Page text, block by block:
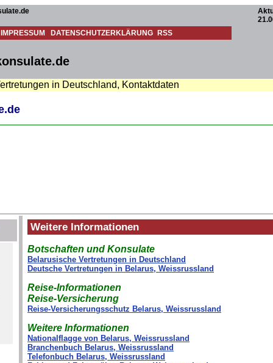
IMPRESSUM DATENSCHUTZERKLÄRUNG RSS
in Deutschland, Kontaktdaten
Weitere Informationen
Botschaften und Konsulate
Belarusische Vertretungen in Deutschland
Deutsche Vertretungen in Belarus, Weissrussland
Reise-Informationen
Reise-Versicherung
Reise-Versicherungsschutz Belarus, Weissrussland
Weitere Informationen
Nationalflagge von Belarus, Weissrussland
Branchenbuch Belarus, Weissrussland
Telefonbuch Belarus, Weissrussland